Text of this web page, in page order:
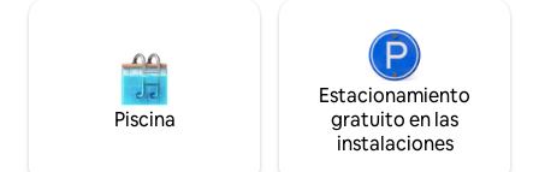
Piscina
Estacionamiento
gratuito en las
instalaciones